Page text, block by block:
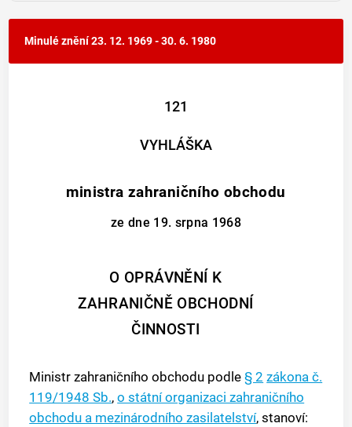
Minulé znění23. 12. 1969 - 30. 6. 1980
121
VYHLÁŠKA
ministra zahraničního obchodu
ze dne 19. srpna 1968
O OPRÁVNĚNÍ K
ZAHRANIČNĚ OBCHODNÍ
ČINNOSTI
Ministr zahraničního obchodu podle§ 2 zákona č.
119/1948 Sb.,o státní organizaci zahraničního
obchodu a mezinárodního zasilatelství, stanoví: